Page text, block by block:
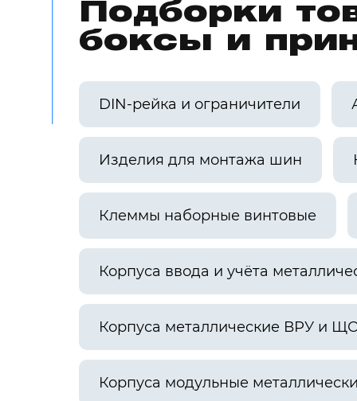
Подборки
боксы и
DIN-рейка и ограничители
Изделия для монтажа шин
Клеммы наборные винтовые
Корпуса ввода и учёта
Корпуса металлические ВРУ и
Корпуса модульные